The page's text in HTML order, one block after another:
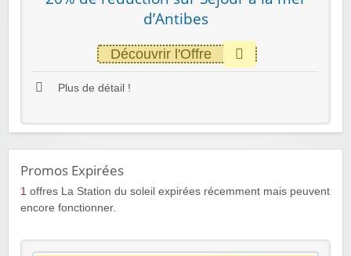
d’Antibes
Découvrir l'Offre
Plus de détail !
Promos Expirées
1 offres La Station du soleil expirées récemment mais peuvent
encore fonctionner.